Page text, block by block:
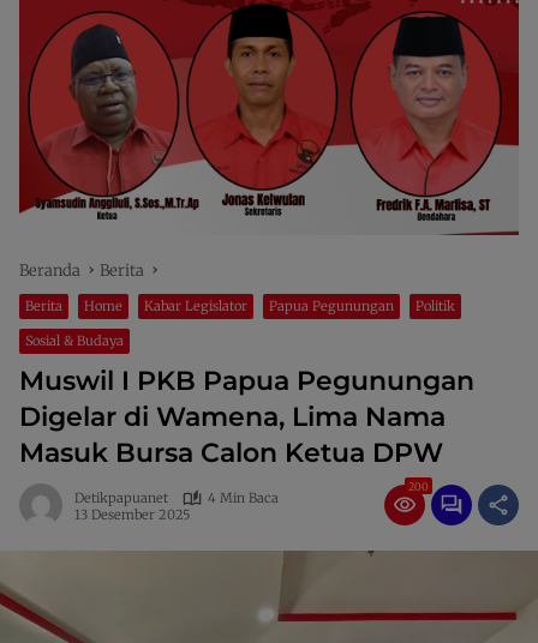
Beranda Berita
Berita Home Kabar Legislator Papua Pegunungan Politik
Sosial & Budaya
Muswil I PKB Papua Pegunungan
Digelar di Wamena, Lima Nama
Masuk Bursa Calon Ketua DPW
Detikpapuanet
4 Min Baca
13 Desember 2025
200